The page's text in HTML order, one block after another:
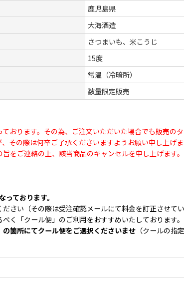
鹿児島県
大海酒造
さつまいも、米こうじ
15度
常温（冷暗所）
数量限定販売
おります。その為、ご注文いただいた場合でも販売
その際は何卒ご了承くださいますようお願い申し上げま
をご連絡の上、該当商品のキャンセルを申し上げま
ております。
い（その際は受注確認メールにて料金を訂正させてい
「クール便」のご利用をおすすめいたしております。
箇所にてクール便をご選択くださいませ （クールの指